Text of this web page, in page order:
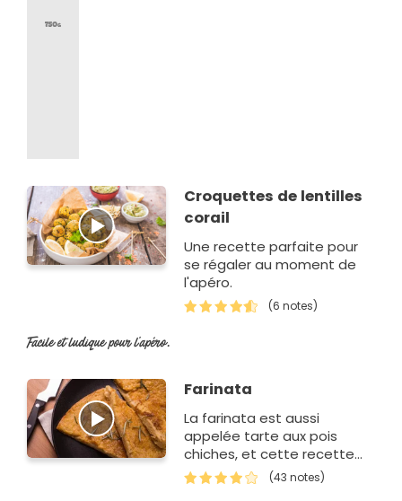
Croquettes de lentilles
corail
Une recette parfaite pour
se régaler au moment de
l'apéro.
(6 notes)
Facile et ludique pour l'apéro.
Farinata
La farinata est aussi
appelée tarte aux pois
chiches, et cette recette
nous vient d'Italie.
(43 notes)